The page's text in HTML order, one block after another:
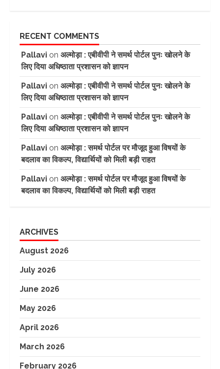
RECENT COMMENTS
Pallavi on अल्मोड़ा : एबीवीपी ने समर्थ पोर्टल पुनः खोलने के
लिए दिया अधिष्ठाता प्रशासन को ज्ञापन
Pallavi on अल्मोड़ा : एबीवीपी ने समर्थ पोर्टल पुनः खोलने के
लिए दिया अधिष्ठाता प्रशासन को ज्ञापन
Pallavi on अल्मोड़ा : एबीवीपी ने समर्थ पोर्टल पुनः खोलने के
लिए दिया अधिष्ठाता प्रशासन को ज्ञापन
Pallavi on अल्मोड़ा : समर्थ पोर्टल पर मौजूद हुआ विषयों के
बदलाव का विकल्प, विद्यार्थियों को मिली बड़ी राहत
Pallavi on अल्मोड़ा : समर्थ पोर्टल पर मौजूद हुआ विषयों के
बदलाव का विकल्प, विद्यार्थियों को मिली बड़ी राहत
ARCHIVES
August 2026
July 2026
June 2026
May 2026
April 2026
March 2026
February 2026